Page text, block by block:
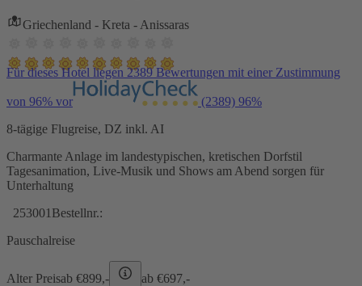
Griechenland - Kreta - Anissaras
Für dieses Hotel liegen 2389 Bewertungen mit einer Zustimmung
von 96% vor (2389) 96%
8-tägige Flugreise, DZ inkl. AI
Charmante Anlage im landestypischen, kretischen Dorfstil
Tagesanimation, Live-Musik und Shows am Abend sorgen für
Unterhaltung
253001 Bestellnr.:
Pauschalreise
Alter Preisab €899,- ab €697,-